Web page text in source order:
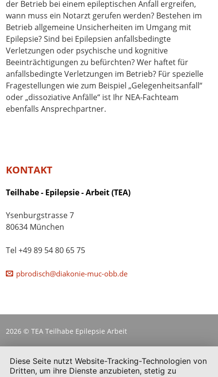
der Betrieb bei einem epileptischen Anfall ergreifen,
wann muss ein Notarzt gerufen werden? Bestehen im
Betrieb allgemeine Unsicherheiten im Umgang mit
Epilepsie? Sind bei Epilepsien anfallsbedingte
Verletzungen oder psychische und kognitive
Beeinträchtigungen zu befürchten? Wer haftet für
anfallsbedingte Verletzungen im Betrieb? Für spezielle
Fragestellungen wie zum Beispiel „Gelegenheitsanfall“
oder „dissoziative Anfälle“ ist Ihr NEA-Fachteam
ebenfalls Ansprechpartner.
KONTAKT
Teilhabe - Epilepsie - Arbeit (TEA)
Ysenburgstrasse 7
80634 München
Tel +49 89 54 80 65 75
pbrodisch@diakonie-muc-obb.de
2026 © TEA Teilhabe Epilepsie Arbeit
Diese Seite nutzt Website-Tracking-Technologien von
Dritten, um ihre Dienste anzubieten, stetig zu